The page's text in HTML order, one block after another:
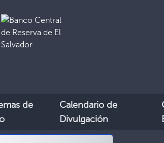
de
Calendario de
Divulgación